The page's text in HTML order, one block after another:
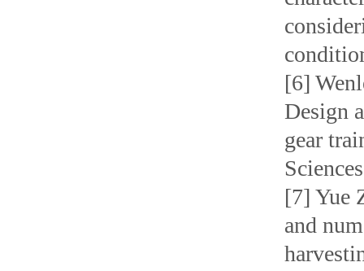
[6]
Design
gear
[7] Yue
and